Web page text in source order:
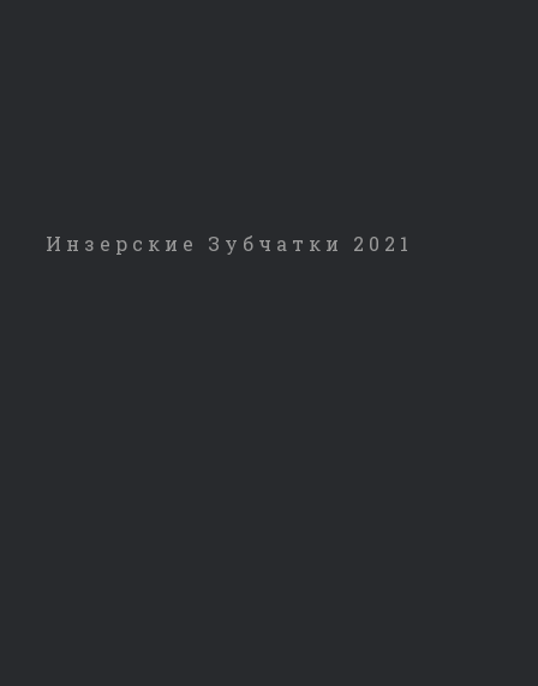
Инзерские Зубчатки 2021